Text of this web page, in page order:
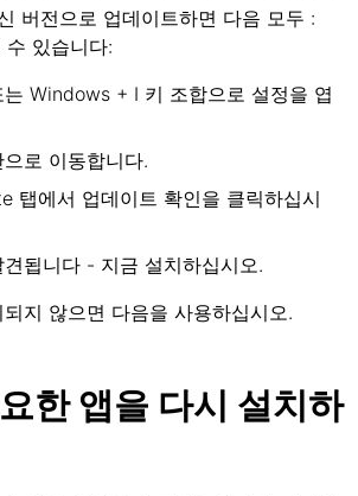
버전으로 업데이트하면 다음 모두 :
수 있습니다:
Windows + I 키 조합으로 설정을 엽
로 이동합니다.
탭에서 업데이트 확인을 클릭하십시
됩니다 - 지금 설치하십시오.
지 않으면 다음을 사용하십시오.
한 앱을 다시 설치하